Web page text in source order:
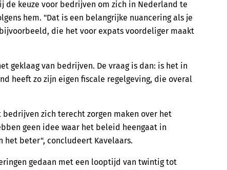
keuze voor bedrijven om zich in Nederland te
hem. "Dat is een belangrijke nuancering als je
die het voor expats voordeliger maakt
geklaag van bedrijven. De vraag is dan: is het in
heeft zo zijn eigen fiscale regelgeving, die overal
zich terecht zorgen maken over het
geen idee waar het beleid heengaat in
het beter", concludeert Kavelaars.
gedaan met een looptijd van twintig tot